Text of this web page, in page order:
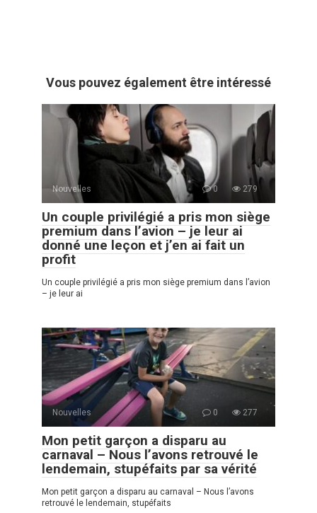
Vous pouvez également être intéressé
Nouvelles 0 279
Un couple privilégié a pris mon siège
premium dans l’avion – je leur ai
donné une leçon et j’en ai fait un
profit
Un couple privilégié a pris mon siège premium dans l’avion
– je leur ai
Nouvelles 0 277
Mon petit garçon a disparu au
carnaval – Nous l’avons retrouvé le
lendemain, stupéfaits par sa vérité
Mon petit garçon a disparu au carnaval – Nous l’avons
retrouvé le lendemain, stupéfaits